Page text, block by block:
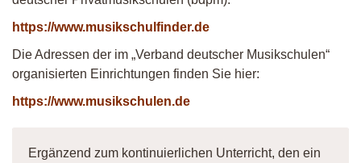
https://www.musikschulfinder.de
Die Adressen der im „Verband deutscher Musikschulen“
organisierten Einrichtungen finden Sie hier:
https://www.musikschulen.de
Ergänzend zum kontinuierlichen Unterricht, den ein